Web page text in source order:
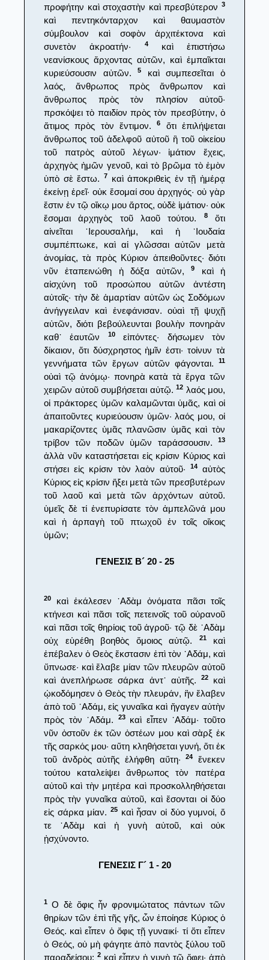
προφήτην καὶ στοχαστὴν καὶ πρεσβύτερον 3
καὶ πεντηκόνταρχον καὶ θαυμαστὸν
σύμβουλον καὶ σοφὸν ἀρχιτέκτονα καὶ
συνετὸν ἀκροατήν·
4καὶ ἐπιστήσω
νεανίσκους ἄρχοντας αὐτῶν, καὶ ἐμπαῖκται
κυριεύσουσιν αὐτῶν.5
καὶ συμπεσεῖται ὁ
λαός, ἄνθρωπος πρὸς ἄνθρωπον καὶ
ἄνθρωπος πρὸς τὸν πλησίον αὐτοῦ·
πρσκόψει τὸ παιδίον πρὸς τὸν πρεσβύτην, ὁ
ἄτιμος πρὸς τὸν ἔντιμον.6
ὅτι ἐπιλήψεται
ἄνθρωπος τοῦ ἀδελφοῦ αὐτοῦ ἢ τοῦ οἰκείου
τοῦ πατρὸς αὐτοῦ λέγων· ἱμάτιον ἔχεις,
ἀρχηγὸς ἡμῶν γενοῦ, καὶ τὸ βρῶμα τὸ ἐμὸν
ὑπὸ σὲ ἔστω.
7
καὶ ἀποκριθεὶς ἐν τῇ ἡμέρᾳ
ἐκείνῃ ἐρεῖ· οὐκ ἔσομαί σου ἀρχηγός· οὐ γὰρ
ἔστιν ἐν τῷ οἴκῳ μου ἄρτος, οὐδὲ ἱμάτιον· οὐκ
ἔσομαι ἀρχηγὸς τοῦ λαοῦ τούτου.
8ὅτι
αἰνεῖται ῾Ιερουσαλήμ, καὶ ἡ ᾿Ιουδαία
συμπέπτωκε, καὶ αἱ γλῶσσαι αὐτῶν μετὰ
ἀνομίας, τὰ πρὸς Κύριον ἀπειθοῦντες· διότι
νῦν ἐταπεινώθη ἡ δόξα αὐτῶν,9
καὶ ἡ
αἰσχύνη τοῦ προσώπου αὐτῶν ἀντέστη
αὐτοῖς· τὴν δὲ ἁμαρτίαν αὐτῶν ὡς Σοδόμων
ἀνήγγειλαν καὶ ἐνεφάνισαν. οὐαὶ τῇ ψυχῇ
αὐτῶν, διότι βεβούλευνται βουλὴν πονηρὰν
καθ᾿ ἑαυτῶν
10εἰπόντες· δήσωμεν τὸν
δίκαιον, ὅτι δύσχρηστος ἡμῖν ἐστι· τοίνυν τὰ
γεννήματα τῶν ἔργων αὐτῶν φάγονται.
11
οὐαὶ τῷ ἀνόμῳ· πονηρὰ κατὰ τὰ ἔργα τῶν
χειρῶν αὐτοῦ συμβήσεται αὐτῷ. 12 λαός μου,
οἱ πράκτορες ὑμῶν καλαμῶνται ὑμᾶς, καὶ οἱ
ἀπαιτοῦντες κυριεύουσιν ὑμῶν· λαός μου, οἱ
μακαρίζοντες ὑμᾶς πλανῶσιν ὑμᾶς καὶ τὸν
τρίβον τῶν ποδῶν ὑμῶν ταράσσουσιν.
13
ἀλλὰ νῦν καταστήσεται εἰς κρίσιν Κύριος καὶ
στήσει εἰς κρίσιν τὸν λαὸν αὐτοῦ·14
αὐτὸς
Κύριος εἰς κρίσιν ἥξει μετὰ τῶν πρεσβυτέρων
τοῦ λαοῦ καὶ μετὰ τῶν ἀρχόντων αὐτοῦ.
ὑμεῖς δὲ τί ἐνεπυρίσατε τὸν ἀμπελῶνά μου
καὶ ἡ ἁρπαγὴ τοῦ πτωχοῦ ἐν τοῖς οἴκοις
ὑμῶν;
ΓΕΝΕΣΙΣ Β´ 20 - 25
20
καὶ ἐκάλεσεν ᾿Αδὰμ ὀνόματα πᾶσι τοῖς
κτήνεσι καὶ πᾶσι τοῖς πετεινοῖς τοῦ οὐρανοῦ
καὶ πᾶσι τοῖς θηρίοις τοῦ ἀγροῦ· τῷ δὲ ᾿Αδὰμ
οὐχ εὑρέθη βοηθὸς ὅμοιος αὐτῷ.
21καὶ
ἐπέβαλεν ὁ Θεὸς ἔκστασιν ἐπὶ τὸν ᾿Αδάμ, καὶ
ὕπνωσε· καὶ ἔλαβε μίαν τῶν πλευρῶν αὐτοῦ
καὶ ἀνεπλήρωσε σάρκα ἀντ᾿ αὐτῆς.
22καὶ
ᾠκοδόμησεν ὁ Θεὸς τὴν πλευράν, ἣν ἔλαβεν
ἀπὸ τοῦ ᾿Αδάμ, εἰς γυναῖκα καὶ ἤγαγεν αὐτὴν
πρὸς τὸν ᾿Αδάμ.
23καὶ εἶπεν ᾿Αδάμ· τοῦτο
νῦν ὀστοῦν ἐκ τῶν ὀστέων μου καὶ σὰρξ ἐκ
τῆς σαρκός μου· αὕτη κληθήσεται γυνή, ὅτι ἐκ
τοῦ ἀνδρὸς αὐτῆς ἐλήφθη αὕτη·24
ἕνεκεν
τούτου καταλείψει ἄνθρωπος τὸν πατέρα
αὐτοῦ καὶ τὴν μητέρα καὶ προσκολληθήσεται
πρὸς τὴν γυναῖκα αὐτοῦ, καὶ ἔσονται οἱ δύο
εἰς σάρκα μίαν. 25 καὶ ἦσαν οἱ δύο γυμνοί, ὅ
τε ᾿Αδὰμ καὶ ἡ γυνὴ αὐτοῦ, καὶ οὐκ
ᾐσχύνοντο.
ΓΕΝΕΣΙΣ Γ´ 1 - 20
1 Ο δὲ ὄφις ἦν φρονιμώτατος πάντων τῶν
θηρίων τῶν ἐπὶ τῆς γῆς, ὧν ἐποίησε Κύριος ὁ
Θεός. καὶ εἶπεν ὁ ὄφις τῇ γυναικί· τί ὅτι εἶπεν
ὁ Θεός, οὐ μὴ φάγητε ἀπὸ παντὸς ξύλου τοῦ
παραδείσου; 2 καὶ εἶπεν ἡ γυνὴ τῷ ὄφει· ἀπὸ